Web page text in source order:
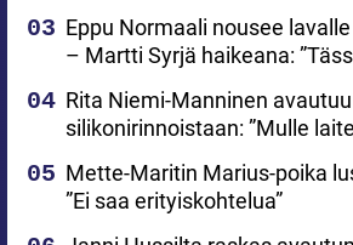
Eppu Normaali nousee
– Martti Syrjä haikeana:
Rita Niemi-Manninen avautuu
silikonirinnoistaan: ”Mulle
Mette-Maritin Marius-poika
”Ei saa erityiskohtelua”